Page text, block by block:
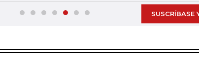
SUSCRÍBASE